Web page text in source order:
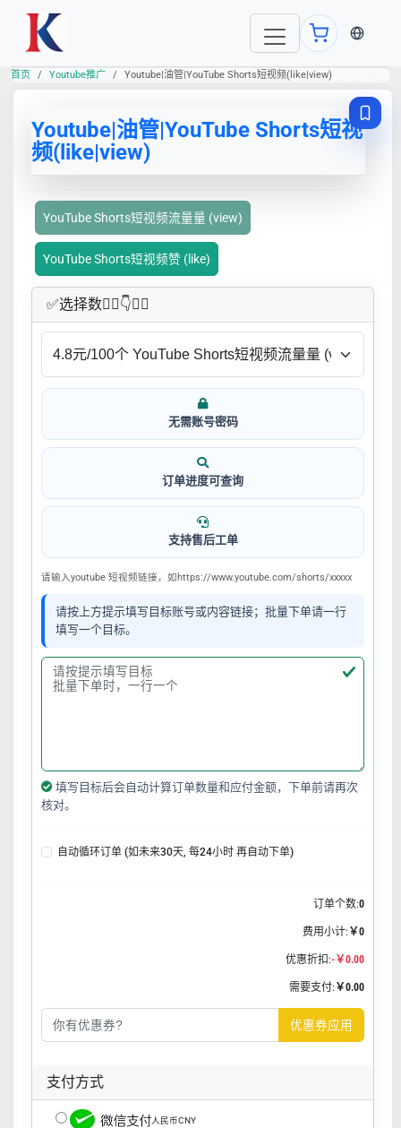
当前语
首页 Youtube推广 Youtube|油管|YouTube Shorts短视频(like|view)
Youtube|油管|YouTube Shorts短视
频(like|view)
YouTube Shorts短视频流量量 (view)
YouTube Shorts短视频赞 (like)
✅​选择数👇🏻​​👇👇🏻​​
无需账号密码
订单进度可查询
支持售后工单
请输入youtube 短视频链接，如https://www.youtube.com/shorts/xxxxx
请按上方提示填写目标账号或内容链接；批量下单请一行
填写一个目标。
填写目标后会自动计算订单数量和应付金额，下单前请再次
核对。
自动循环订单 (如未来30天, 每24小时 再自动下单)
订单个数:0
费用小计: ￥0
优惠折扣:-￥0.00
需要支付: ￥0.00
优惠券应用
支付方式
人民币CNY